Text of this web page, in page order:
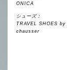
ONICA
シューズ：
TRAVEL SHOES by
chausser